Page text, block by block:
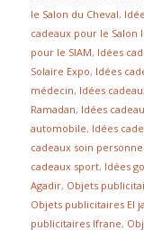
le Salon du Cheval,
cadeaux pour le Salon
pour le SIAM, Idées
Solaire Expo, Idées
médecin, Idées
Ramadan, Idées
automobile, Idées
cadeaux soin
cadeaux sport, Idées
Agadir, Objets
Objets publicitaires El
publicitaires Ifrane,